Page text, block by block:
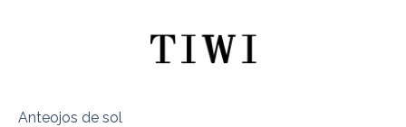
Anteojos de sol